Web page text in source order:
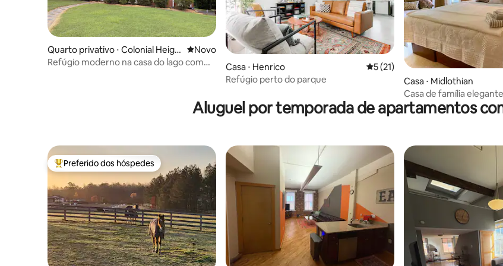
Quarto privativo ⋅ Colonial Heigh
ts
Novo lugar para ficar
Novo
Refúgio moderno na casa do lago com
Casa ⋅ Henrico 5 de uma avaliação média de 5,
5 (21)
Refúgio perto do parque
Casa ⋅ Midlothian
Casa de família
Aluguel por temporada de apartamentos
Entre os melhores preferidos dos hóspedes
Preferido dos hóspedes